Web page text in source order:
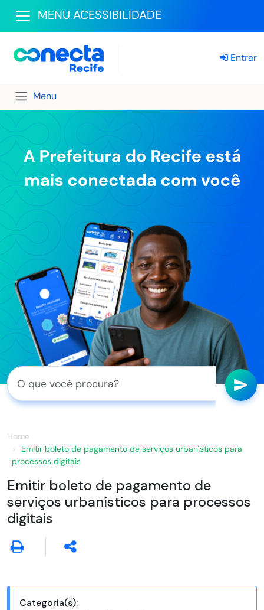
MENU ACESSIBILIDADE
Entrar
Menu
Home
Emitir boleto de pagamento de serviços urbanísticos para
processos digitais
Emitir boleto de pagamento de
serviços urbanísticos para processos
digitais
Categoria(s):